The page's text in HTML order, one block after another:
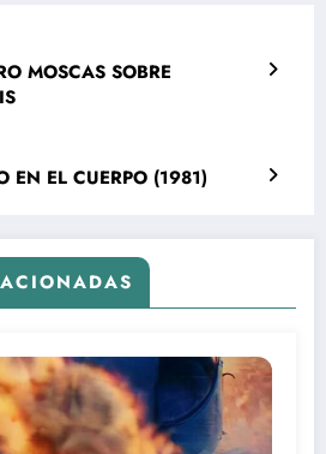
MOSCAS SOBRE
EN EL CUERPO (1981)